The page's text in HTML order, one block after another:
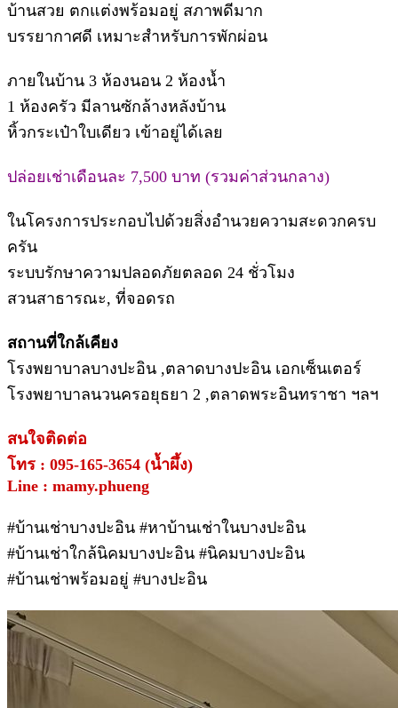
บ้านสวย ตกแต่งพร้อมอยู่ สภาพดีมาก
บรรยากาศดี เหมาะสำหรับการพักผ่อน
ภายในบ้าน 3 ห้องนอน 2 ห้องน้ำ
1 ห้องครัว มีลานซักล้างหลังบ้าน
หิ้วกระเป๋าใบเดียว เข้าอยู่ได้เลย
ปล่อยเช่าเดือนละ 7,500 บาท (รวมค่าส่วนกลาง)
ในโครงการประกอบไปด้วยสิ่งอำนวยความสะดวกครบ
ครัน
ระบบรักษาความปลอดภัยตลอด 24 ชั่วโมง
สวนสาธารณะ, ที่จอดรถ
สถานที่ใกล้เคียง
โรงพยาบาลบางปะอิน ,ตลาดบางปะอิน เอกเซ็นเตอร์
โรงพยาบาลนวนครอยุธยา 2 ,ตลาดพระอินทราชา ฯลฯ
สนใจติดต่อ
โทร : 095-165-3654 (น้ำผึ้ง)
Line : mamy.phueng
#บ้านเช่าบางปะอิน #หาบ้านเช่าในบางปะอิน
#บ้านเช่าใกล้นิคมบางปะอิน #นิคมบางปะอิน
#บ้านเช่าพร้อมอยู่ #บางปะอิน